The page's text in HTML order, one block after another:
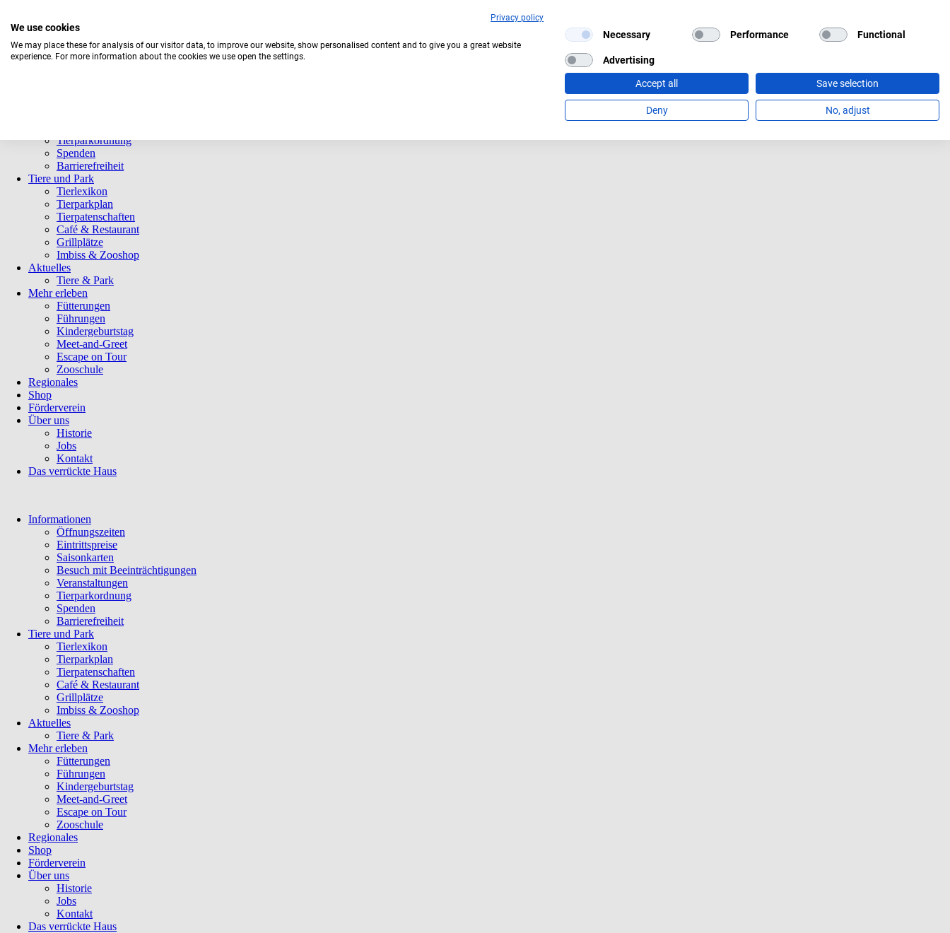
Klarer Himmel
Navigation
Tierparkordnung
Spenden
Barrierefreiheit
Tiere und Park
Tierlexikon
Tierparkplan
Tierpatenschaften
Café & Restaurant
Grillplätze
Imbiss & Zooshop
Aktuelles
Tiere & Park
Mehr erleben
Fütterungen
Führungen
Kindergeburtstag
Meet-and-Greet
Escape on Tour
Zooschule
Regionales
Shop
Förderverein
Über uns
Historie
Jobs
Kontakt
Das verrückte Haus
Navigation
überspringen
Informationen
Öffnungszeiten
Eintrittspreise
Saisonkarten
Besuch mit Beeinträchtigungen
Veranstaltungen
Tierparkordnung
Spenden
Barrierefreiheit
Tiere und Park
Tierlexikon
Tierparkplan
Tierpatenschaften
Café & Restaurant
Grillplätze
Imbiss & Zooshop
Aktuelles
Tiere & Park
Mehr erleben
Fütterungen
Führungen
Kindergeburtstag
Meet-and-Greet
Escape on Tour
Zooschule
Regionales
Shop
Förderverein
Über uns
Historie
Jobs
Kontakt
Das verrückte Haus
Privacy policy
We use cookies
We may place these for analysis of our visitor data, to improve our website, show personalised content and to give you a great website
experience. For more information about the cookies we use open the settings.
Necessary Performance Functional
Advertising
Accept all Save selection
Deny No, adjust